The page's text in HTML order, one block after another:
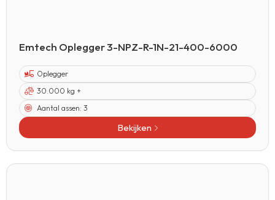
Emtech Oplegger 3-NPZ-R-1N-21-400-6000
Oplegger
30.000 kg +
Aantal assen: 3
Bekijken